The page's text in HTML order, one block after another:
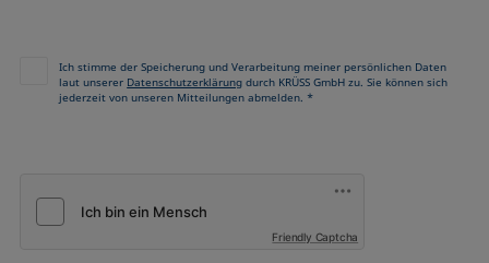
Ich stimme der Speicherung und Verarbeitung meiner persönlichen Daten
laut unserer Datenschutzerklärung durch KRÜSS GmbH zu. Sie können sich
jederzeit von unseren Mitteilungen abmelden. *
Friendly Captcha